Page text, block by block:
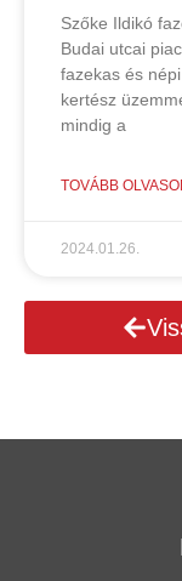
Szőke Ildikó
Budai utcai
fazekas és
kertész
mindig a
TOVÁBB
2024.01.26.